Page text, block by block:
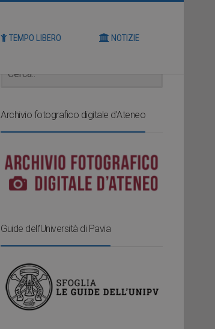
TEMPO LIBERO NOTIZIE
Archivio fotografico digitale d’Ateneo
Guide dell’Università di Pavia